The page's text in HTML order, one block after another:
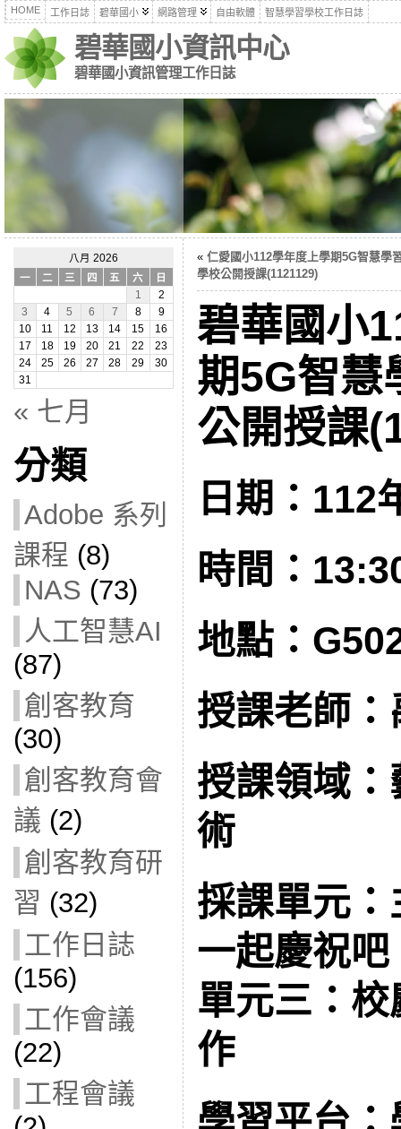
HOME 工作日誌 碧華國小 網路管理 自由軟體 智慧學習學校工作日誌
碧華國小資訊中心
碧華國小資訊管理工作日誌
八月 2026
一
二 三 四 五 六
日
1
2
3
4 5 6 7 8
9
10
11 12 13 14 15
16
17
18 19 20 21 22
23
24
25 26 27 28 29
30
31
« 七月
分類
Adobe 系列
課程 (8)
NAS (73)
人工智慧AI
(87)
創客教育
(30)
創客教育會
議 (2)
創客教育研
習 (32)
工作日誌
(156)
工作會議
(22)
工程會議
« 仁愛國小112學年度上學期5G智慧學
學校公開授課(1121129)
碧華國小
期5G智慧
公開授課
日期：112
時間：
地點：
授課老師
授課領域
術
採課單元
一起慶祝吧
單元三：
作